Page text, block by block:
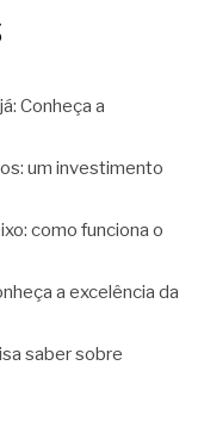
Conheça a
um investimento
como funciona o
a excelência da
saber sobre